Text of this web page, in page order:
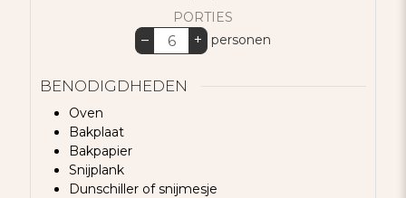
PORTIES
– + personen
BENODIGDHEDEN
Oven
Bakplaat
Bakpapier
Snijplank
Dunschiller of snijmesje